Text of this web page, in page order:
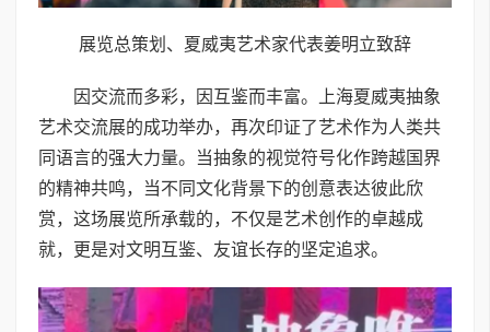
展览总策划、夏威夷艺术家代表姜明立致辞
因交流而多彩，因互鉴而丰富。上海夏威夷抽象
艺术交流展的成功举办，再次印证了艺术作为人类共
同语言的强大力量。当抽象的视觉符号化作跨越国界
的精神共鸣，当不同文化背景下的创意表达彼此欣
赏，这场展览所承载的，不仅是艺术创作的卓越成
就，更是对文明互鉴、友谊长存的坚定追求。